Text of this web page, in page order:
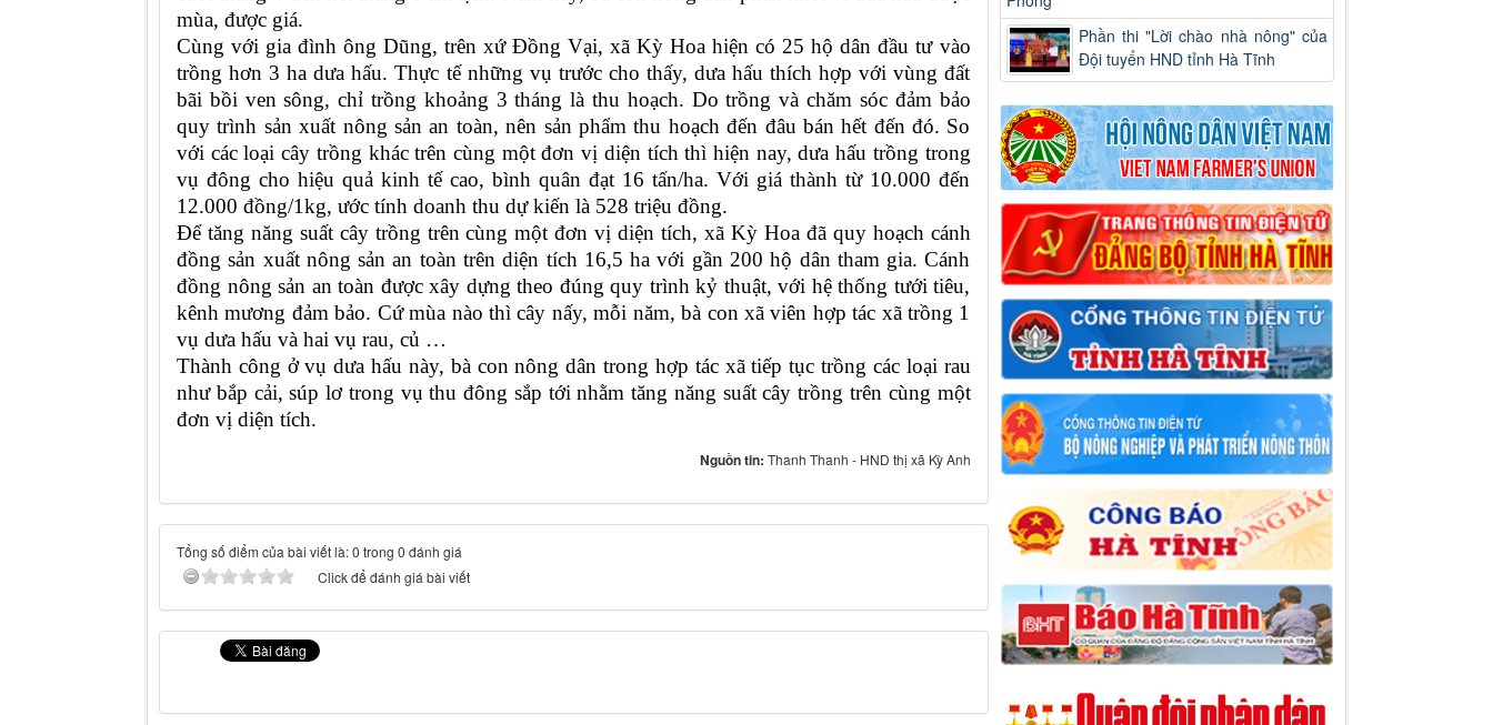
mùa, được giá.
Cùng với gia đình ông Dũng, trên xứ Đồng Vại, xã Kỳ Hoa hiện có 25 hộ dân đầu tư vào
trồng hơn 3 ha dưa hấu. Thực tế những vụ trước cho thấy, dưa hấu thích hợp với vùng đất
bãi bồi ven sông, chỉ trồng khoảng 3 tháng là thu hoạch. Do trồng và chăm sóc đảm bảo
quy trình sản xuất nông sản an toàn, nên sản phẩm thu hoạch đến đâu bán hết đến đó. So
với các loại cây trồng khác trên cùng một đơn vị diện tích thì hiện nay, dưa hấu trồng trong
vụ đông cho hiệu quả kinh tế cao, bình quân đạt 16 tấn/ha. Với giá thành từ 10.000 đến
12.000 đồng/1kg, ước tính doanh thu dự kiến là 528 triệu đồng.
Để tăng năng suất cây trồng trên cùng một đơn vị diện tích, xã Kỳ Hoa đã quy hoạch cánh
đồng sản xuất nông sản an toàn trên diện tích 16,5 ha với gần 200 hộ dân tham gia. Cánh
đồng nông sản an toàn được xây dựng theo đúng quy trình kỷ thuật, với hệ thống tưới tiêu,
kênh mương đảm bảo. Cứ mùa nào thì cây nấy, mỗi năm, bà con xã viên hợp tác xã trồng 1
vụ dưa hấu và hai vụ rau, củ …
Thành công ở vụ dưa hấu này, bà con nông dân trong hợp tác xã tiếp tục trồng các loại rau
như bắp cải, súp lơ trong vụ thu đông sắp tới nhằm tăng năng suất cây trồng trên cùng một
đơn vị diện tích.
Nguồn tin: Thanh Thanh - HND thị xã Kỳ Anh
Tổng số điểm của bài viết là: 0 trong 0 đánh giá
Click để đánh giá bài viết
Phần thi "Lời chào nhà nông" của
Đội tuyển HND tỉnh Hà Tĩnh